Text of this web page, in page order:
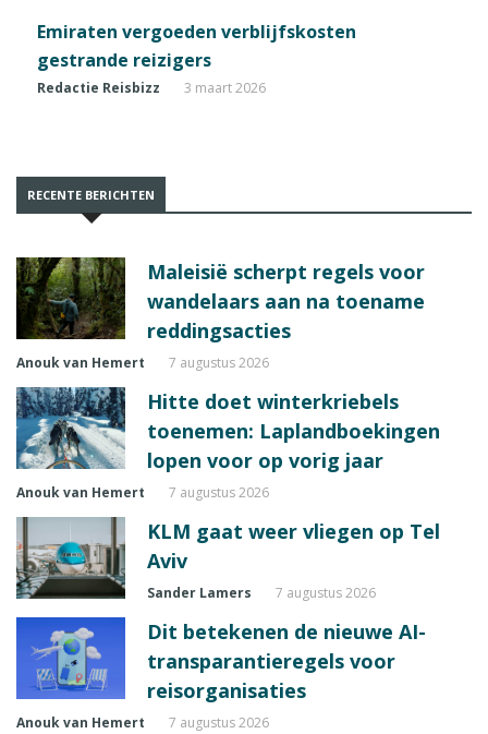
Emiraten vergoeden verblijfskosten
gestrande reizigers
Redactie Reisbizz 3 maart 2026
RECENTE BERICHTEN
Maleisië scherpt regels voor
wandelaars aan na toename
reddingsacties
Anouk van Hemert 7 augustus 2026
Hitte doet winterkriebels
toenemen: Laplandboekingen
lopen voor op vorig jaar
Anouk van Hemert 7 augustus 2026
KLM gaat weer vliegen op Tel
Aviv
Sander Lamers 7 augustus 2026
Dit betekenen de nieuwe AI-
transparantieregels voor
reisorganisaties
Anouk van Hemert 7 augustus 2026